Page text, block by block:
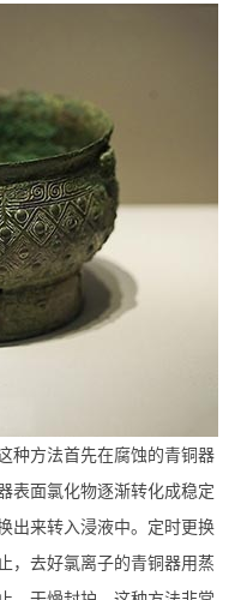
种方法首先在腐蚀的青铜器
表面氯化物逐渐转化成稳定
出来转入浸液中。定时更换
，去好氯离子的青铜器用蒸